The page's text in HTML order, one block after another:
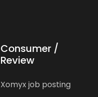
Consumer /
Review
Xomyx job posting